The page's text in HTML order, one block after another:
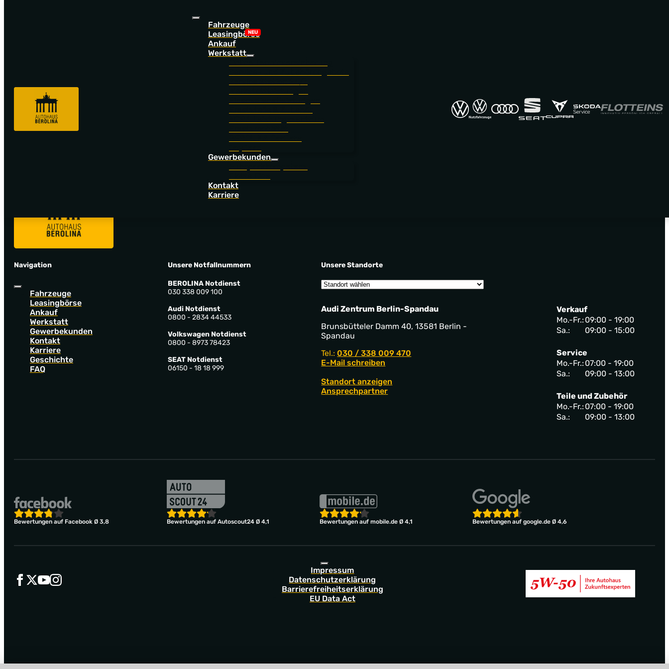
Fahrzeuge
Leasingbörse
Ankauf
Werkstatt
Gewerbekunden
Kontakt
Karriere
Go back to startpage to see our new offers.
Navigation
Fahrzeuge
Leasingbörse
Ankauf
Werkstatt
Gewerbekunden
Kontakt
Karriere
Geschichte
FAQ
Unsere Notfallnummern
BEROLINA Notdienst
030 338 009 100
Audi Notdienst
0800 - 2834 44533
Volkswagen Notdienst
0800 - 8973 78423
SEAT Notdienst
06150 - 18 18 999
Unsere Standorte
Audi Zentrum Berlin-Spandau
Brunsbütteler Damm 40, 13581 Berlin -
Spandau
Tel.: 030 / 338 009 470
E-Mail schreiben
Standort anzeigen
Ansprechpartner
Verkauf
Mo.-Fr.: 09:00 - 19:00
Sa.:
09:00 - 15:00
Service
Mo.-Fr.: 07:00 - 19:00
Sa.:
09:00 - 13:00
Teile und Zubehör
Mo.-Fr.: 07:00 - 19:00
Sa.:
09:00 - 13:00
Bewertungen auf Facebook Ø 3,8 Bewertungen auf Autoscout24 Ø 4,1 Bewertungen auf mobile.de Ø 4,1 Bewertungen auf google.de Ø 4,6
Impressum
Datenschutzerklärung
Barrierefreiheitserklärung
EU Data Act